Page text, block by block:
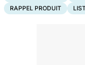
RAPPEL PRODUIT